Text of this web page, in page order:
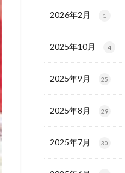
2026年2月 1
2025年10月 4
2025年9月 25
2025年8月 29
2025年7月 30